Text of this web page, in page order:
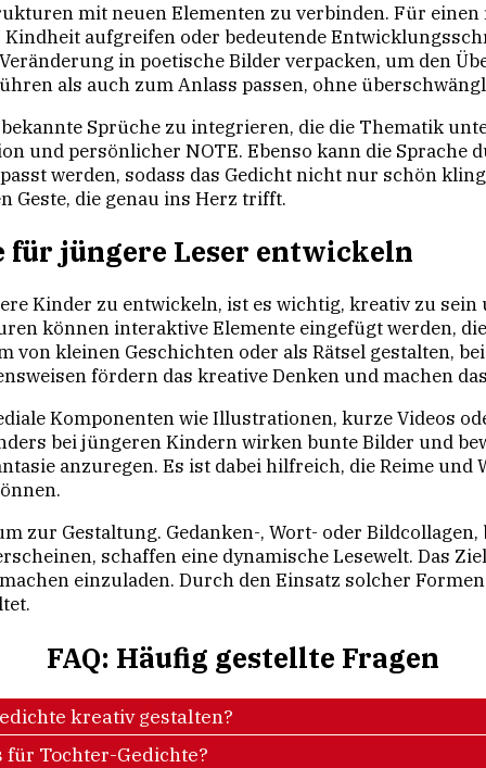
mit neuen Elementen zu verbinden. Für
aufgreifen oder bedeutende
in poetische Bilder verpacken, um den
als auch zum Anlass passen, ohne
Sprüche zu integrieren, die die Thematik
und persönlicher NOTE. Ebenso kann die Sprache
werden, sodass das Gedicht nicht nur schön
Geste, die genau ins Herz trifft.
jüngere Leser entwickeln
Kinder zu entwickeln, ist es wichtig, kreativ zu sein
können interaktive Elemente eingefügt werden,
von kleinen Geschichten oder als Rätsel gestalten,
fördern das kreative Denken und machen
Komponenten wie Illustrationen, kurze Videos
bei jüngeren Kindern wirken bunte Bilder und
anzuregen. Es ist dabei hilfreich, die Reime und
zur Gestaltung. Gedanken-, Wort- oder
schaffen eine dynamische Lesewelt. Das
einzuladen. Durch den Einsatz solcher
FAQ: Häufig gestellte Fragen
kreativ gestalten?
für Tochter-Gedichte?